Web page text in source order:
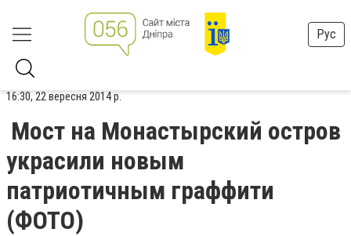
Рус
16:30, 22 вересня 2014 р.
Мост на Монастырский остров
украсили новым
патриотичным граффити
(ФОТО)